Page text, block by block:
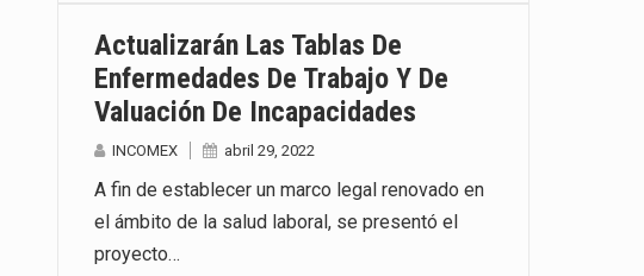
Actualizarán Las Tablas De
Enfermedades De Trabajo Y De
Valuación De Incapacidades
INCOMEX abril 29, 2022
A fin de establecer un marco legal renovado en
el ámbito de la salud laboral, se presentó el
proyecto…